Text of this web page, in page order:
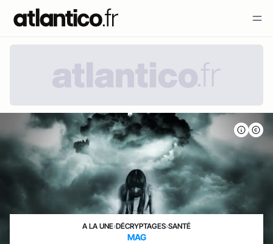
A LA UNE›DÉCRYPTAGES›SANTÉ
MAG